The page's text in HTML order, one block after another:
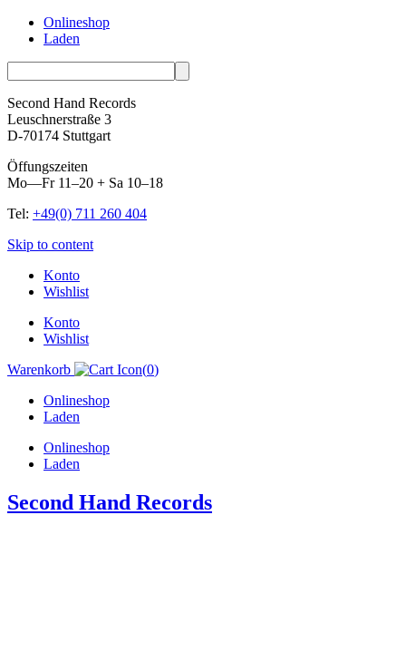
Onlineshop
Laden
Second Hand Records
Leuschnerstraße 3
D-70174 Stuttgart
Öffungszeiten
Mo—Fr 11–20 + Sa 10–18
Tel: +49(0) 711 260 404
Skip to content
Konto
Wishlist
Konto
Wishlist
Warenkorb
(0)
Onlineshop
Laden
Onlineshop
Laden
Second Hand Records